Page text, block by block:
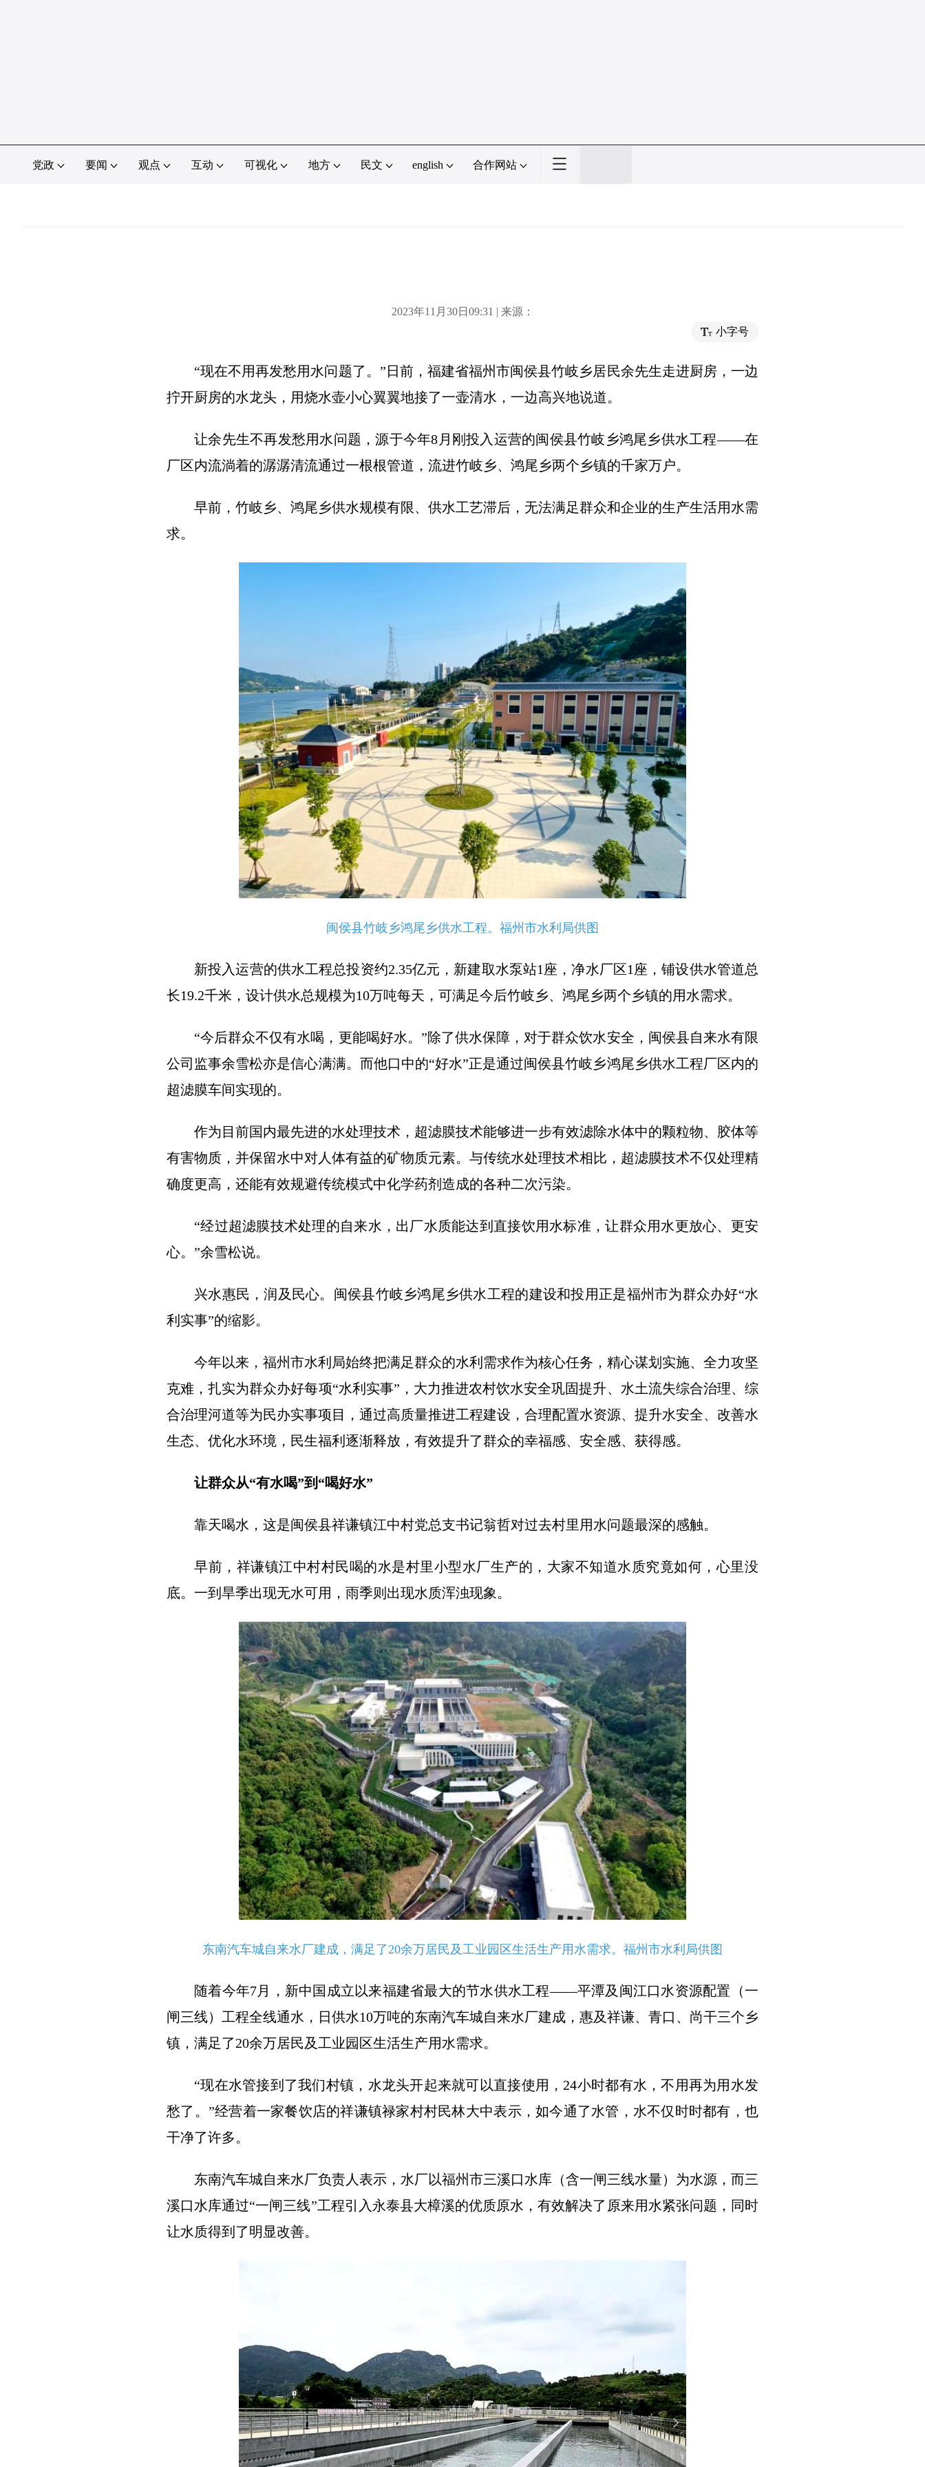
党政 要闻 观点 互动 可视化 地方 民文 english 合作网站
2023年11月30日09:31 | 来源：
小字号
“现在不用再发愁用水问题了。”日前，福建省福州市闽侯县竹岐乡居民余先生走进厨房，一边
拧开厨房的水龙头，用烧水壶小心翼翼地接了一壶清水，一边高兴地说道。
让余先生不再发愁用水问题，源于今年8月刚投入运营的闽侯县竹岐乡鸿尾乡供水工程——在
厂区内流淌着的潺潺清流通过一根根管道，流进竹岐乡、鸿尾乡两个乡镇的千家万户。
早前，竹岐乡、鸿尾乡供水规模有限、供水工艺滞后，无法满足群众和企业的生产生活用水需
求。
闽侯县竹岐乡鸿尾乡供水工程。福州市水利局供图
新投入运营的供水工程总投资约2.35亿元，新建取水泵站1座，净水厂区1座，铺设供水管道总
长19.2千米，设计供水总规模为10万吨每天，可满足今后竹岐乡、鸿尾乡两个乡镇的用水需求。
“今后群众不仅有水喝，更能喝好水。”除了供水保障，对于群众饮水安全，闽侯县自来水有限
公司监事余雪松亦是信心满满。而他口中的“好水”正是通过闽侯县竹岐乡鸿尾乡供水工程厂区内的
超滤膜车间实现的。
作为目前国内最先进的水处理技术，超滤膜技术能够进一步有效滤除水体中的颗粒物、胶体等
有害物质，并保留水中对人体有益的矿物质元素。与传统水处理技术相比，超滤膜技术不仅处理精
确度更高，还能有效规避传统模式中化学药剂造成的各种二次污染。
“经过超滤膜技术处理的自来水，出厂水质能达到直接饮用水标准，让群众用水更放心、更安
心。”余雪松说。
兴水惠民，润及民心。闽侯县竹岐乡鸿尾乡供水工程的建设和投用正是福州市为群众办好“水
利实事”的缩影。
今年以来，福州市水利局始终把满足群众的水利需求作为核心任务，精心谋划实施、全力攻坚
克难，扎实为群众办好每项“水利实事”，大力推进农村饮水安全巩固提升、水土流失综合治理、综
合治理河道等为民办实事项目，通过高质量推进工程建设，合理配置水资源、提升水安全、改善水
生态、优化水环境，民生福利逐渐释放，有效提升了群众的幸福感、安全感、获得感。
让群众从“有水喝”到“喝好水”
靠天喝水，这是闽侯县祥谦镇江中村党总支书记翁哲对过去村里用水问题最深的感触。
早前，祥谦镇江中村村民喝的水是村里小型水厂生产的，大家不知道水质究竟如何，心里没
底。一到旱季出现无水可用，雨季则出现水质浑浊现象。
东南汽车城自来水厂建成，满足了20余万居民及工业园区生活生产用水需求。福州市水利局供图
随着今年7月，新中国成立以来福建省最大的节水供水工程——平潭及闽江口水资源配置（一
闸三线）工程全线通水，日供水10万吨的东南汽车城自来水厂建成，惠及祥谦、青口、尚干三个乡
镇，满足了20余万居民及工业园区生活生产用水需求。
“现在水管接到了我们村镇，水龙头开起来就可以直接使用，24小时都有水，不用再为用水发
愁了。”经营着一家餐饮店的祥谦镇禄家村村民林大中表示，如今通了水管，水不仅时时都有，也
干净了许多。
东南汽车城自来水厂负责人表示，水厂以福州市三溪口水库（含一闸三线水量）为水源，而三
溪口水库通过“一闸三线”工程引入永泰县大樟溪的优质原水，有效解决了原来用水紧张问题，同时
让水质得到了明显改善。